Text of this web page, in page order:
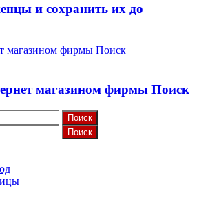
и сохранить их до
магазином фирмы Поиск
магазином фирмы Поиск